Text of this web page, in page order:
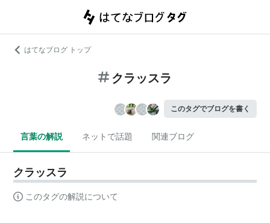
はてなブログ トップ
クラッスラ
このタグでブログを書く
言葉の解説 ネットで話題 関連ブログ
クラッスラ
このタグの解説について